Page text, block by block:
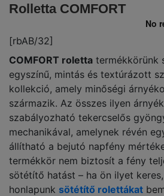
Rolletta COMFORT
[rbAB/32]
COMFORT roletta termékkörünk
egyszínű, mintás és textúrázott
kollekció, amely minőségi
származik. Az összes ilyen
szabályozható tekercselős
mechanikával, amelynek révén
állítható a bejutó napfény
termékkör nem biztosít a fény
sötétítő hatást – ha ön ilyet
honlapunk sötétítő rolettákat